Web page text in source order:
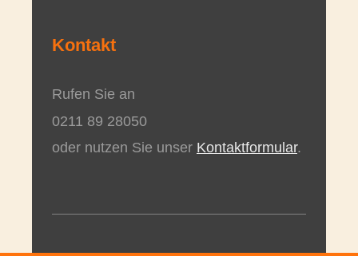
Kontakt
Rufen Sie an
0211 89 28050
oder nutzen Sie unser Kontaktformular.